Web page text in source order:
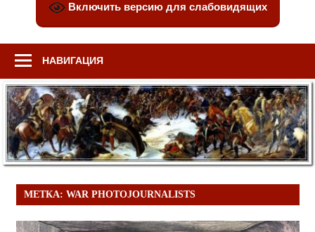
Включить версию для слабовидящих
НАВИГАЦИЯ
МЕТКА: WAR PHOTOJOURNALISTS